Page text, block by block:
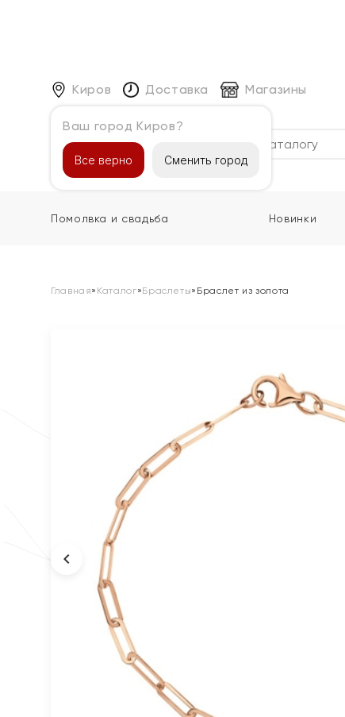
Киров
Ваш город Киров?
Все верно Сменить город
Доставка Магазины
Каталог
Помолвка и свадьба Новинки
Главная» Каталог»Браслеты» Браслет из золота